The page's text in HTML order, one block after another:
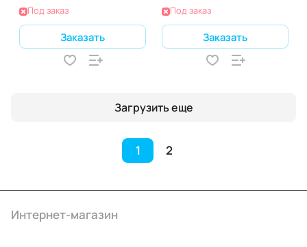
Под заказ
Заказать
Под заказ
Заказать
Загрузить еще
1 2
Интернет-магазин